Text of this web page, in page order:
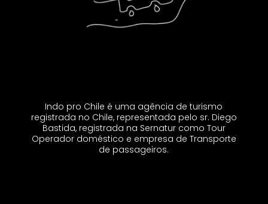
Indo pro Chile é uma agência de turismo
registrada no Chile, representada pelo sr. Diego
Bastida, registrada na Sernatur como Tour
Operador doméstico e empresa de Transporte
de passageiros.